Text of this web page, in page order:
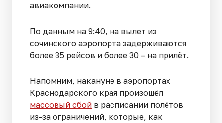
авиакомпании.
По данным на 9:40, на вылет из
сочинского аэропорта задерживаются
более 35 рейсов и более 30 – на прилёт.
Напомним, накануне в аэропортах
Краснодарского края произошёл
массовый сбой в расписании полётов
из-за ограничений, которые, как